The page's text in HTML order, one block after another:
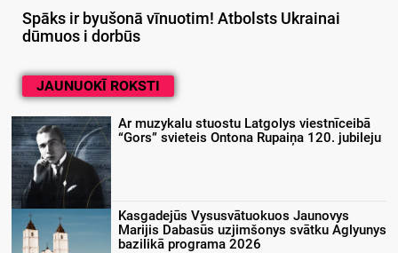
Spāks ir byušonā vīnuotim! Atbolsts Ukrainai
dūmuos i dorbūs
JAUNUOKĪ ROKSTI
Ar muzykalu stuostu Latgolys viestnīceibā
“Gors” svieteis Ontona Rupaiņa 120. jubileju
Kasgadejūs Vysusvātuokuos Jaunovys
Marijis Dabasūs uzjimšonys svātku Aglyunys
bazilikā programa 2026